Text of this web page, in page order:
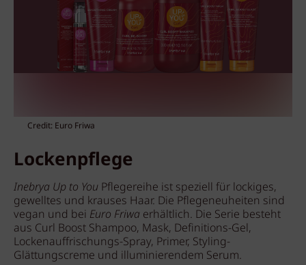
Credit: Euro Friwa
Lockenpflege
Inebrya Up to You Pflegereihe ist speziell für lockiges,
gewelltes und krauses Haar. Die Pflegeneuheiten sind
vegan und bei Euro Friwa erhältlich. Die Serie besteht
aus Curl Boost Shampoo, Mask, Definitions-Gel,
Lockenauffrischungs-Spray, Primer, Styling-
Glättungscreme und illuminierendem Serum.